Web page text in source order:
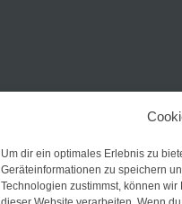
Um dir ein optimales Erlebnis zu
Geräteinformationen zu speichern
Technologien zustimmst, können